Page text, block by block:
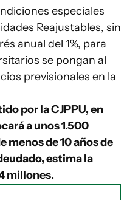
especiales
Reajustables, sin
anual del 1%, para
se pongan al
previsionales en la
por la CJPPU, en
a unos 1.500
menos de 10 años de
estima la
millones.